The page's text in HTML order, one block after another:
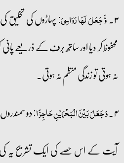
۳۔ وَّ جَعَلَ لَہَا رَوَاسِیَ:پہاڑوں کی
محفوظ کر دیا اور ساتھ برف کے ذریعے پانی
نہ ہوتی تو زندگی منظم نہ ہوتی۔
۴۔ وَ جَعَلَ بَیۡنَ الۡبَحۡرَیۡنِ حَاجِزًا:دو
آیت کے اس حصے کی ایک تشریح یہ کی